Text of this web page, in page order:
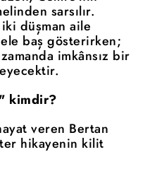
sarsılır.
düşman aile
baş gösterirken;
imkânsız bir
kimdir?
veren Bertan
hikayenin kilit